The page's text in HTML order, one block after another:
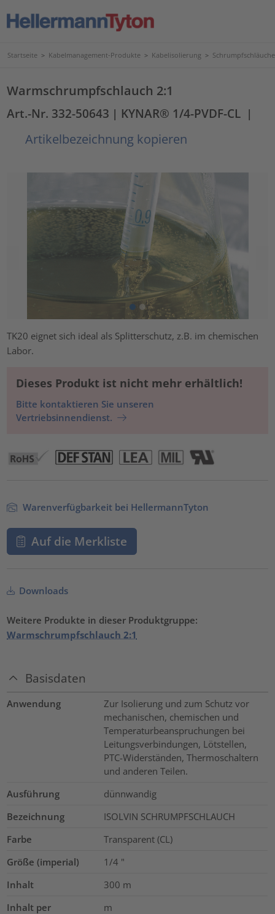
Startseite > Kabelmanagement-Produkte > Kabelisolierung > Schrumpfschläuche
Warmschrumpfschlauch 2:1
Art.-Nr. 332-50643 | KYNAR® 1/4-PVDF-CL |
Artikelbezeichnung kopieren
TK20 eignet sich ideal als Splitterschutz, z.B. im chemischen
Labor.
Dieses Produkt ist nicht mehr erhältlich!
Bitte kontaktieren Sie unseren
Vertriebsinnendienst.
Warenverfügbarkeit bei HellermannTyton
Auf die Merkliste
Downloads
Weitere Produkte in dieser Produktgruppe:
Warmschrumpfschlauch 2:1
Basisdaten
Anwendung
Zur Isolierung und zum Schutz vor
mechanischen, chemischen und
Temperaturbeanspruchungen bei
Leitungsverbindungen, Lötstellen,
PTC-Widerständen, Thermoschaltern
und anderen Teilen.
Ausführung
dünnwandig
Bezeichnung
ISOLVIN SCHRUMPFSCHLAUCH
Farbe
Transparent (CL)
Größe (imperial)
1/4 "
Inhalt
300 m
Inhalt per
m